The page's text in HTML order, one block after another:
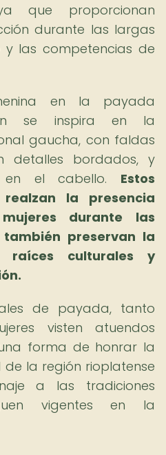
que proporcionan
durante las largas
las competencias de
en la payada
se inspira en la
gaucha, con faldas
detalles bordados, y
en el cabello. Estos
la presencia
durante las
preservan la
raíces culturales y
de payada, tanto
visten atuendos
forma de honrar la
la región rioplatense
a las tradiciones
vigentes en la